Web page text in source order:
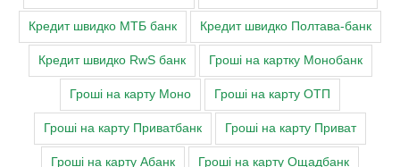
Кредит швидко МТБ банк Кредит швидко Полтава-банк
Кредит швидко RwS банк Гроші на картку Монобанк
Гроші на карту Моно Гроші на карту ОТП
Гроші на карту Приватбанк Гроші на карту Приват
Гроші на карту Абанк Гроші на карту Ощадбанк